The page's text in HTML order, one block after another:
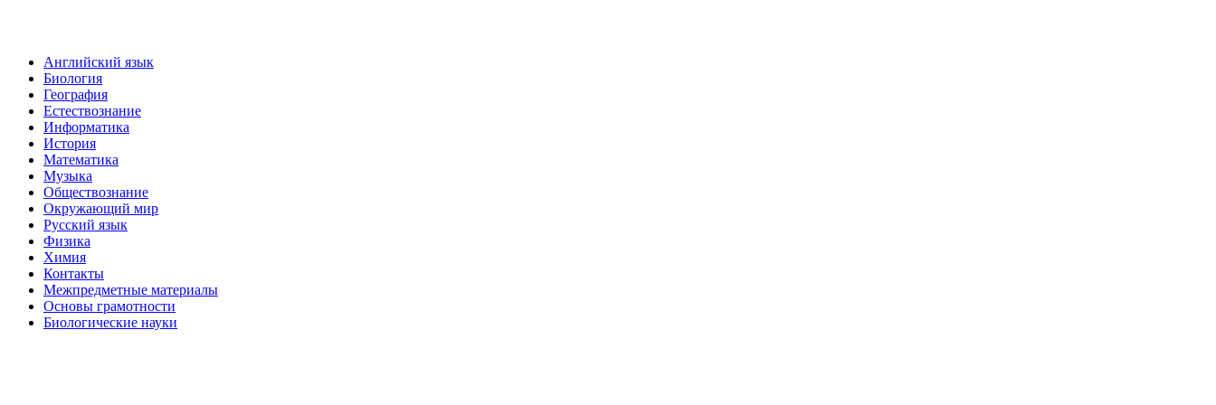
Английский язык
Биология
География
Естествознание
Информатика
История
Математика
Музыка
Обществознание
Окружающий мир
Русский язык
Физика
Химия
Контакты
Межпредметные материалы
Основы грамотности
Биологические науки